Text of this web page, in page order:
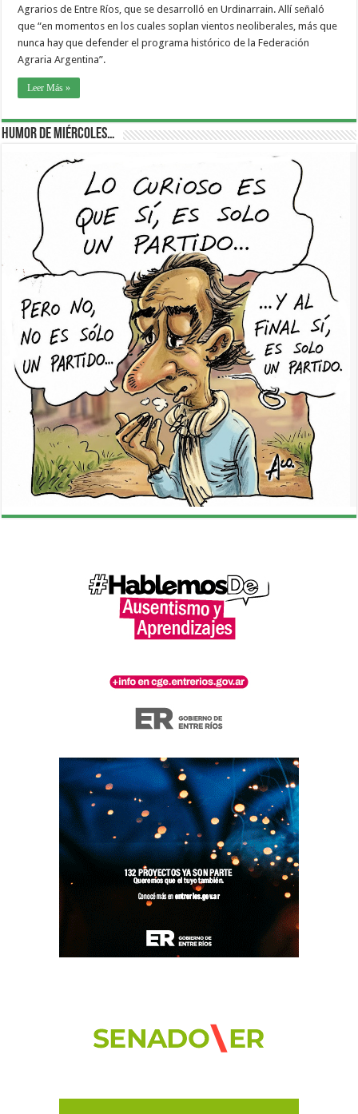
Agrarios de Entre Ríos, que se desarrolló en Urdinarrain. Allí señaló
que “en momentos en los cuales soplan vientos neoliberales, más que
nunca hay que defender el programa histórico de la Federación
Agraria Argentina”.
Leer Más »
Humor de Miércoles…